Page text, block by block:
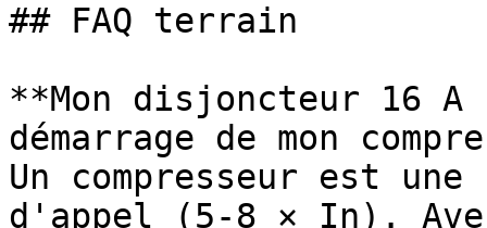
## FAQ terrain
**Mon disjoncteur 16 A
démarrage de mon
Un compresseur est
d'appel (5-8 × In).